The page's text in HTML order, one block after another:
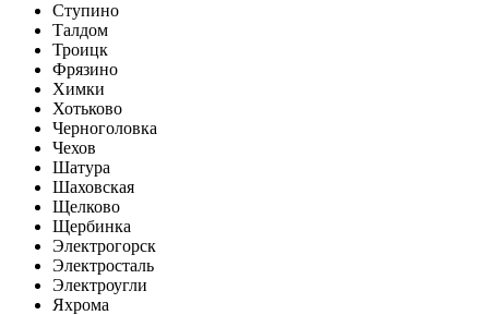
Ступино
Талдом
Троицк
Фрязино
Химки
Хотьково
Черноголовка
Чехов
Шатура
Шаховская
Щелково
Щербинка
Электрогорск
Электросталь
Электроугли
Яхрома